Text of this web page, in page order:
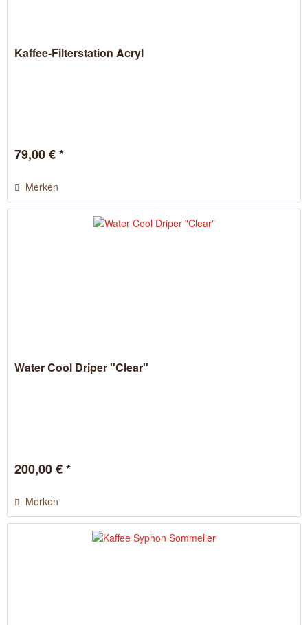
Kaffee-Filterstation Acryl
79,00 € *
Merken
Water Cool Driper "Clear"
200,00 € *
Merken